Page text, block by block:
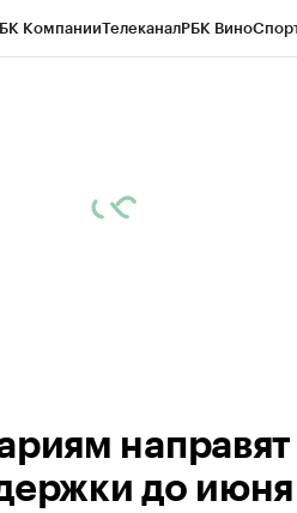
КомпанииТелеканалРБК Вино
до июня